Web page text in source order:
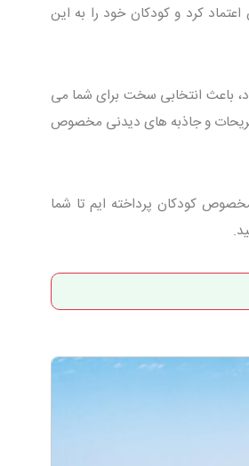
کرد و کودکان خود را به این
باعث انتخابی سخت برای شما می
و جاذبه های دیدنی مخصوص
کودکان پرداخته ایم تا شما